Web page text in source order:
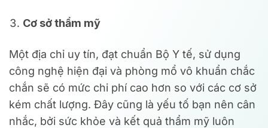
Cơ sở thẩm mỹ
Một địa chỉ uy tín, đạt chuẩn Bộ Y tế, sử dụng
công nghệ hiện đại và phòng mổ vô khuẩn chắc
chắn sẽ có mức chi phí cao hơn so với các cơ sở
kém chất lượng. Đây cũng là yếu tố bạn nên cân
nhắc, bởi sức khỏe và kết quả thẩm mỹ luôn